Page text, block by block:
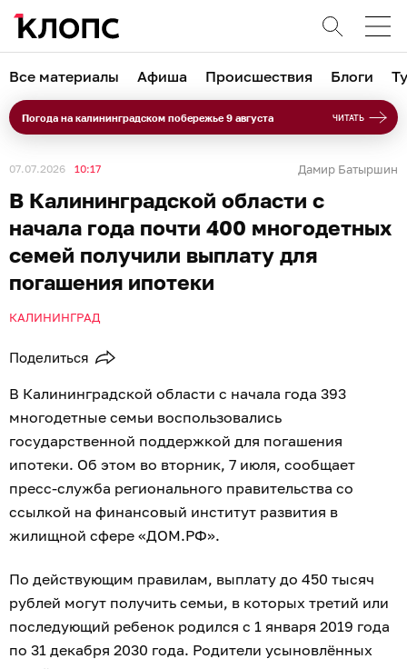
Все материалы Афиша Происшествия Блоги
Погода на калининградском побережье 9 августа ЧИТАТЬ
07.07.2026 10:17 Дамир Батыршин
В Калининградской области с
начала года почти 400 многодетных
семей получили выплату для
погашения ипотеки
КАЛИНИНГРАД
Поделиться
В Калининградской области с начала года 393
многодетные семьи воспользовались
государственной поддержкой для погашения
ипотеки. Об этом во вторник, 7 июля, сообщает
пресс-служба регионального правительства со
ссылкой на финансовый институт развития в
жилищной сфере «ДОМ.РФ».
По действующим правилам, выплату до 450 тысяч
рублей могут получить семьи, в которых третий или
последующий ребенок родился с 1 января 2019 года
по 31 декабря 2030 года. Родители усыновлённых